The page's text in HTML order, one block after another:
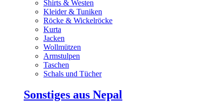
Shirts & Westen
Kleider & Tuniken
Röcke & Wickelröcke
Kurta
Jacken
Wollmützen
Armstulpen
Taschen
Schals und Tücher
Sonstiges aus Nepal